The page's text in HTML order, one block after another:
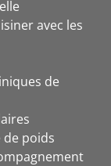
avec les
de
de poids